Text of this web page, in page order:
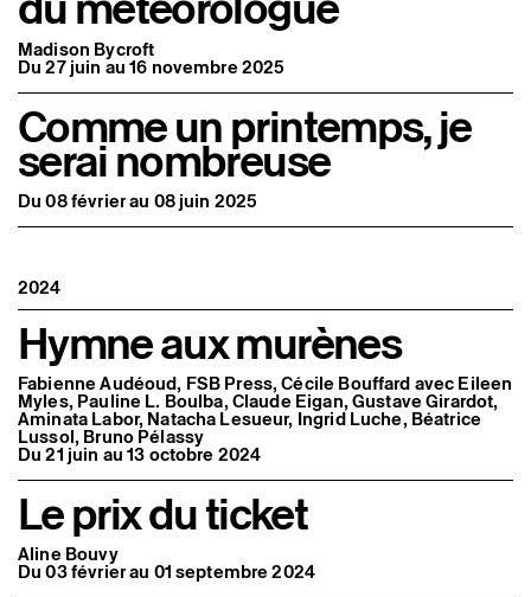
Madison Bycroft
Du 27 juin au 16 novembre 2025
Comme un printemps, je
serai nombreuse
Du 08 février au 08 juin 2025
2024
Hymne aux murènes
Fabienne Audéoud, FSB Press, Cécile Bouffard avec Eileen
Myles, Pauline L. Boulba, Claude Eigan, Gustave Girardot,
Aminata Labor, Natacha Lesueur, Ingrid Luche, Béatrice
Lussol, Bruno Pélassy
Du 21 juin au 13 octobre 2024
Le prix du ticket
Aline Bouvy
Du 03 février au 01 septembre 2024